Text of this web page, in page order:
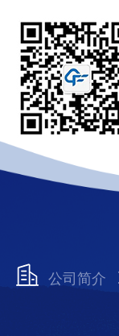
公司简介